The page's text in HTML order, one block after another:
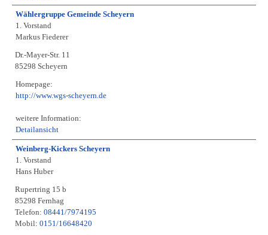
Wählergruppe Gemeinde Scheyern
1. Vorstand
Markus Fiederer
Dr.-Mayer-Str. 11
85298 Scheyern
Homepage:
http://www.wgs-scheyern.de
weitere Information:
Detailansicht
Weinberg-Kickers Scheyern
1. Vorstand
Hans Huber
Rupertring 15 b
85298 Fernhag
Telefon: 08441/7974195
Mobil: 0151/16648420